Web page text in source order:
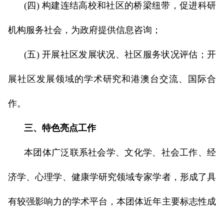
(四) 构建连结高校和社区的桥梁纽带，促进科研
机构服务社会，为政府提供信息咨询；
(五) 开展社区发展状况、社区服务状况评估；开
展社区发展领域的学术研究和港澳台交流、国际合
作。
三、特色亮点工作
本团体广泛联系社会学、文化学、社会工作、经
济学、心理学、健康学研究领域专家学者，形成了具
有较强影响力的学术平台，本团体近年主要标志性成